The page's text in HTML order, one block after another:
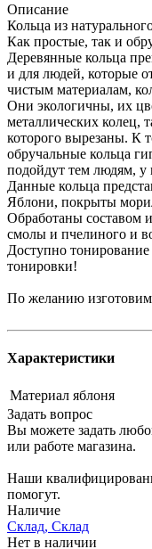
Описание
Кольца из
Как простые, так и
Деревянные кольца
и для людей, которые
чистым материалам,
Они экологичны, их
металлических колец,
которого вырезаны. К
обручальные кольца
подойдут тем людям, у
Данные кольца
Яблони, покрыты
Обработаны составом
смолы и пчелиного и
Доступно
тонировки!
По желанию изготовим
Характеристики
Материал яблоня
Задать вопрос
Вы можете задать
или работе магазина.
Наши
помогут.
Наличие
Склад, Склад
Нет в наличии